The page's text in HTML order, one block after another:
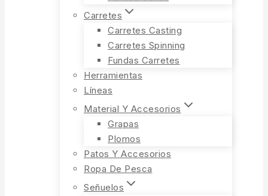
Carretes
Carretes Casting
Carretes Spinning
Fundas Carretes
Herramientas
Líneas
Material Y Accesorios
Grapas
Plomos
Patos Y Accesorios
Ropa De Pesca
Señuelos